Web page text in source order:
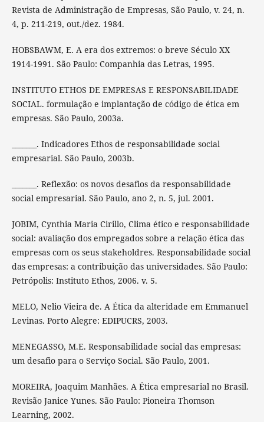
Revista de Administração de Empresas, São Paulo, v. 24, n.
4, p. 211-219, out./dez. 1984.
HOBSBAWM, E. A era dos extremos: o breve Século XX
1914-1991. São Paulo: Companhia das Letras, 1995.
INSTITUTO ETHOS DE EMPRESAS E RESPONSABILIDADE
SOCIAL. formulação e implantação de código de ética em
empresas. São Paulo, 2003a.
_______. Indicadores Ethos de responsabilidade social
empresarial. São Paulo, 2003b.
_______. Reflexão: os novos desafios da responsabilidade
social empresarial. São Paulo, ano 2, n. 5, jul. 2001.
JOBIM, Cynthia Maria Cirillo, Clima ético e responsabilidade
social: avaliação dos empregados sobre a relação ética das
empresas com os seus stakeholdres. Responsabilidade social
das empresas: a contribuição das universidades. São Paulo:
Petrópolis: Instituto Ethos, 2006. v. 5.
MELO, Nelio Vieira de. A Ética da alteridade em Emmanuel
Levinas. Porto Alegre: EDIPUCRS, 2003.
MENEGASSO, M.E. Responsabilidade social das empresas:
um desafio para o Serviço Social. São Paulo, 2001.
MOREIRA, Joaquim Manhães. A Ética empresarial no Brasil.
Revisão Janice Yunes. São Paulo: Pioneira Thomson
Learning, 2002.